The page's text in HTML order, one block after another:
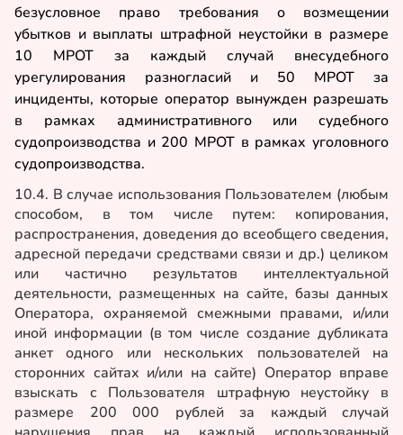
безусловное право требования о возмещении
убытков и выплаты штрафной неустойки в размере
10 МРОТ за каждый случай внесудебного
урегулирования разногласий и 50 МРОТ за
инциденты, которые оператор вынужден разрешать
в рамках административного или судебного
судопроизводства и 200 МРОТ в рамках уголовного
судопроизводства.
10.4. В случае использования Пользователем (любым
способом, в том числе путем: копирования,
распространения, доведения до всеобщего сведения,
адресной передачи средствами связи и др.) целиком
или частично результатов интеллектуальной
деятельности, размещенных на сайте, базы данных
Оператора, охраняемой смежными правами, и/или
иной информации (в том числе создание дубликата
анкет одного или нескольких пользователей на
сторонних сайтах и/или на сайте) Оператор вправе
взыскать с Пользователя штрафную неустойку в
размере 200 000 рублей за каждый случай